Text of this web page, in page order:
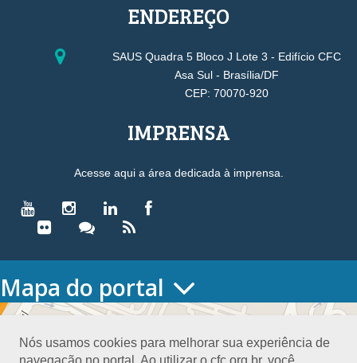
Nós usamos cookies para melhorar sua experiência de
navegação no portal. Ao utilizar o cfc.org.br, você
ENDEREÇO
SAUS Quadra 5 Bloco J Lote 3 - Edifício CFC
Asa Sul - Brasília/DF
CEP: 70070-920
IMPRENSA
Acesse aqui a área dedicada à imprensa.
Mapa do portal
HOME
Conselho Diretor